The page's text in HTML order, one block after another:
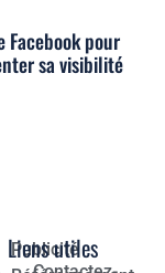
Facebook pour
sa visibilité
Publicité
Liens utiles